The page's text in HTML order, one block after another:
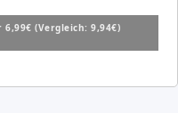
(Vergleich: 9,94€)